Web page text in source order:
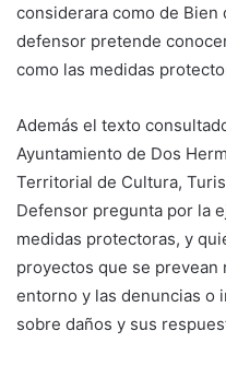
considerara como de Bien
defensor pretende
como las medidas
Además el texto
Ayuntamiento de Dos
Territorial de Cultura,
Defensor pregunta por la
medidas protectoras, y
proyectos que se prevean
entorno y las denuncias o
sobre daños y sus